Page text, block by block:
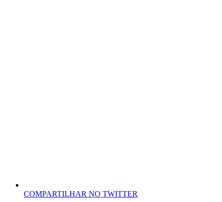
COMPARTILHAR NO TWITTER